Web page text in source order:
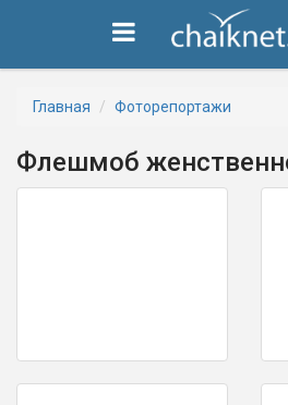
Главная Фоторепортажи
Флешмоб